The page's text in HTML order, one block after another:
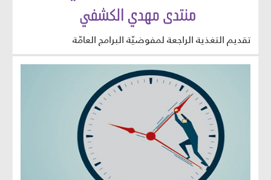
تقديم التغذية الراجعة لمفوضيّة البرامج العامّة